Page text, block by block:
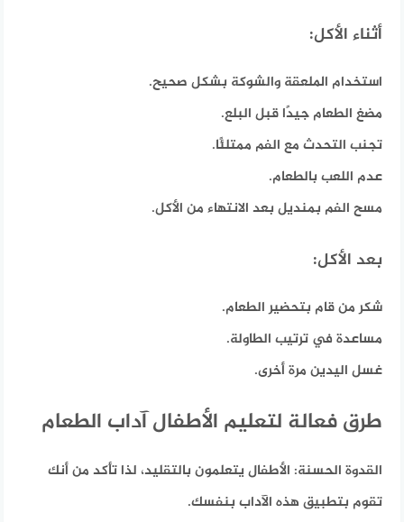
أثناء الأكل:
استخدام الملعقة والشوكة بشكل صحيح.
مضغ الطعام جيدًا قبل البلع.
تجنب التحدث مع الفم ممتلئًا.
عدم اللعب بالطعام.
مسح الفم بمنديل بعد الانتهاء من الأكل.
بعد الأكل:
شكر من قام بتحضير الطعام.
مساعدة في ترتيب الطاولة.
غسل اليدين مرة أخرى.
طرق فعالة لتعليم الأطفال آداب الطعام
القدوة الحسنة: الأطفال يتعلمون بالتقليد، لذا تأكد من أنك
تقوم بتطبيق هذه الآداب بنفسك.